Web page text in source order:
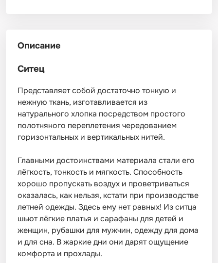
Описание
Ситец
Представляет собой достаточно тонкую и
нежную ткань, изготавливается из
натурального хлопка посредством простого
полотняного переплетения чередованием
горизонтальных и вертикальных нитей.
Главными достоинствами материала стали его
лёгкость, тонкость и мягкость. Способность
хорошо пропускать воздух и проветриваться
оказалась, как нельзя, кстати при производстве
летней одежды. Здесь ему нет равных! Из ситца
шьют лёгкие платья и сарафаны для детей и
женщин, рубашки для мужчин, одежду для дома
и для сна. В жаркие дни они дарят ощущение
комфорта и прохлады.